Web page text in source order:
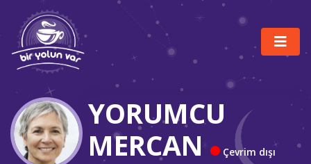
YORUMCU
MERCAN
Çevrim dışı